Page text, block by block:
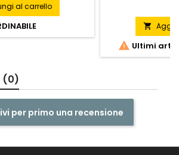
al carrello

 Ultimi
(0)
per primo una recensione